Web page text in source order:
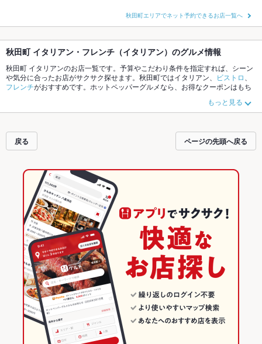
秋田町エリアでネット予約できるお店一覧へ
秋田町 イタリアン・フレンチ（イタリアン）のグルメ情報
秋田町 イタリアンのお店一覧です。予算やこだわり条件を指定すれば、シーン
や気分に合ったお店がサクサク探せます。秋田町ではイタリアン、
ビストロ
フレンチがおすすめです。ホットペッパーグルメなら、お得なクーポンはもち
の最新情報をご紹介しているので安心！24時間使える簡単便利なネット予約が
使えるお店も拡大中です。友達どうしの飲み会にも、会社の宴会にも、デート
もっと見る
戻る ページの先頭へ戻る